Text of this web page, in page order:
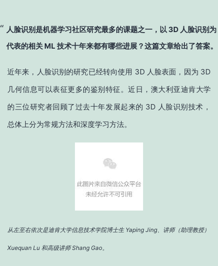
人脸识别是机器学习社区研究最多的课题之一，以 3D 人脸识别为
代表的相关 ML 技术十年来都有哪些进展？这篇文章给出了答案。
近年来，人脸识别的研究已经转向使用 3D 人脸表面，因为 3D
几何信息可以表征更多的鉴别特征。近日，澳大利亚迪肯大学
的三位研究者回顾了过去十年发展起来的 3D 人脸识别技术，
总体上分为常规方法和深度学习方法。
从左至右依次是迪肯大学信息技术学院博士生 Yaping Jing、讲师（助理教授）
Xuequan Lu 和高级讲师 Shang Gao。